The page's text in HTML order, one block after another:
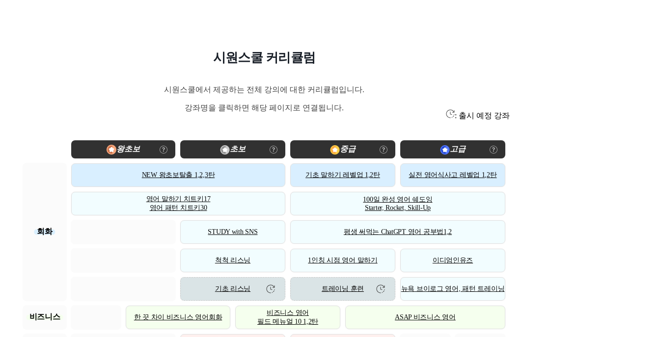
시원스쿨 커리큘럼
시원스쿨에서 제공하는 전체 강의에 대한 커리큘럼입니다.
강좌명을 클릭하면 해당 페이지로 연결됩니다.
: 출시 예정 강좌
왕초보 초보 중급 고급
회화
NEW 왕초보탈출 1,2,3탄 기초 말하기 레벨업 1,2탄 실전 영어식사고 레벨업 1,2탄
영어 말하기 치트키17
영어 패턴 치트키30
100일 완성 영어 쉐도잉
Starter, Rocket, Skill-Up
STUDY with SNS 평생 써먹는 ChatGPT 영어 공부법1,2
척척 리스닝 1인칭 시점 영어 말하기 이디엄인유즈
기초 리스닝 트레이닝 훈련 뉴욕 브이로그 영어, 패턴 트레이닝
비즈니스 한 끗 차이 비즈니스 영어회화
비즈니스 영어
필드 메뉴얼 10 1,2탄
ASAP 비즈니스 영어